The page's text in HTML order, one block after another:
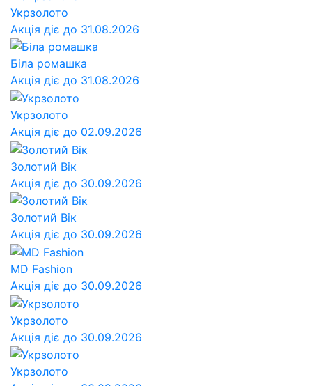
Укрзолото
Акція діє до 31.08.2026
Біла ромашка
Акція діє до 31.08.2026
Укрзолото
Акція діє до 02.09.2026
Золотий Вік
Акція діє до 30.09.2026
Золотий Вік
Акція діє до 30.09.2026
MD Fashion
Акція діє до 30.09.2026
Укрзолото
Акція діє до 30.09.2026
Укрзолото